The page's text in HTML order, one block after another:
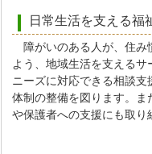
日常生活を支える福
障がいのある人が、住み
よう、地域生活を支える
ニーズに対応できる相談
体制の整備を図ります。
や保護者への支援にも取り